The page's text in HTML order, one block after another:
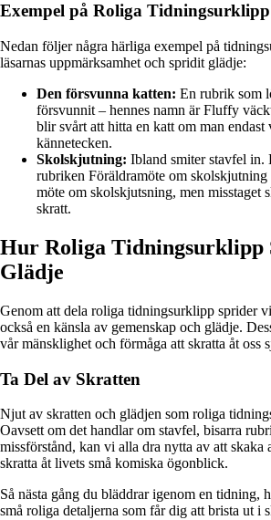
Exempel på Roliga Tidningsurklipp
Nedan följer några härliga exempel på
läsarnas uppmärksamhet och spridit glädje:
Den försvunna katten: En rubrik som
försvunnit – hennes namn är Fluffy
blir svårt att hitta en katt om man endast
kännetecken.
Skolskjutning: Ibland smiter stavfel in.
rubriken Föräldramöte om skolskjutning
möte om skolskjutsning, men misstaget
skratt.
Hur Roliga Tidningsurklipp
Glädje
Genom att dela roliga tidningsurklipp sprider
också en känsla av gemenskap och glädje.
vår mänsklighet och förmåga att skratta åt oss
Ta Del av Skratten
Njut av skratten och glädjen som roliga
Oavsett om det handlar om stavfel, bisarra
missförstånd, kan vi alla dra nytta av att skaka
skratta åt livets små komiska ögonblick.
Så nästa gång du bläddrar igenom en tidning,
små roliga detaljerna som får dig att brista ut i